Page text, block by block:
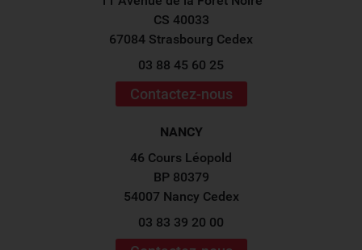
CS 40033
67084 Strasbourg Cedex
03 88 45 60 25
Contactez-nous
NANCY
46 Cours Léopold
BP 80379
54007 Nancy Cedex
03 83 39 20 00